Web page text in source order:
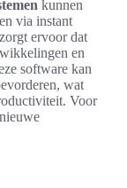
kunnen
via instant
ervoor dat
en
software kan
wat
Voor